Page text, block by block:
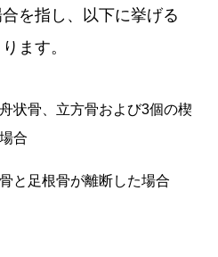
を指し、以下に挙げる
ます。
状骨、立方骨および3個の楔
合
と足根骨が離断した場合